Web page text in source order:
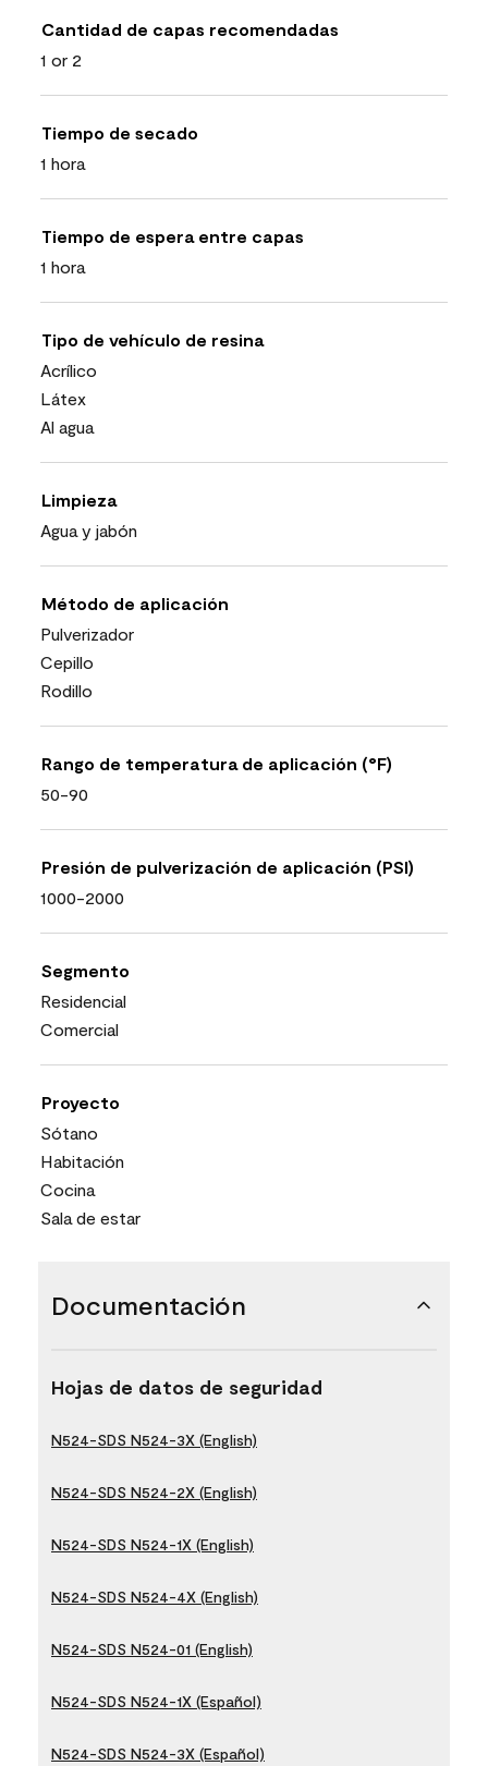
Cantidad de capas recomendadas
1 or 2
Tiempo de secado
1 hora
Tiempo de espera entre capas
1 hora
Tipo de vehículo de resina
Acrílico
Látex
Al agua
Limpieza
Agua y jabón
Método de aplicación
Pulverizador
Cepillo
Rodillo
Rango de temperatura de aplicación (°F)
50-90
Presión de pulverización de aplicación (PSI)
1000-2000
Segmento
Residencial
Comercial
Proyecto
Sótano
Habitación
Cocina
Sala de estar
Documentación
Hojas de datos de seguridad
N524-SDS N524-3X (English)
N524-SDS N524-2X (English)
N524-SDS N524-1X (English)
N524-SDS N524-4X (English)
N524-SDS N524-01 (English)
N524-SDS N524-1X (Español)
N524-SDS N524-3X (Español)